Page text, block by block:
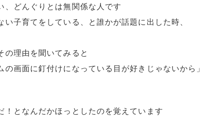
、どんぐりとは無関係な人です
子育てをしている、と誰かが話題に出した時、
の理由を聞いてみると
の画面に釘付けになっている目が好きじゃないから」
！となんだかほっとしたのを覚えています